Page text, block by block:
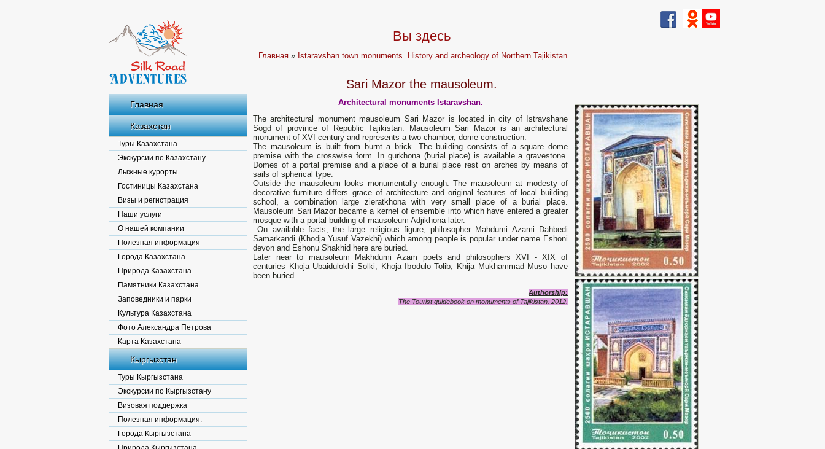
Главная
Казахстан
Туры Казахстана
Экскурсии по Казахстану
Лыжные курорты
Гостиницы Казахстана
Визы и регистрация
Наши услуги
О нашей компании
Полезная информация
Города Казахстана
Природа Казахстана
Памятники Казахстана
Заповедники и парки
Культура Казахстана
Фото Александра Петрова
Карта Казахстана
Кыргызстан
Туры Кыргызстана
Экскурсии по Кыргызстану
Визовая поддержка
Полезная информация.
Города Кыргызстана
Вы здесь
Главная » Istaravshan town monuments. History and archeology of Northern Tajikistan.
Sari Mazor the mausoleum.
Architectural monuments Istaravshan.
The architectural monument mausoleum Sari Mazor is located in city of Istravshane
Sogd of province of Republic Tajikistan. Mausoleum Sari Mazor is an architectural
monument of XVI century and represents a two-chamber, dome construction.
The mausoleum is built from burnt a brick. The building consists of a square dome
premise with the crosswise form. In gurkhona (burial place) is available a gravestone.
Domes of a portal premise and a place of a burial place rest on arches by means of
sails of spherical type.
Outside the mausoleum looks monumentally enough. The mausoleum at modesty of
decorative furniture differs grace of architecture and original features of local building
school, a combination large zieratkhona with very small place of a burial place.
Mausoleum Sari Mazor became a kernel of ensemble into which have entered a greater
mosque with a portal building of mausoleum Adjikhona later.
On available facts, the large religious figure, philosopher Mahdumi Azami Dahbedi
Samarkandi (Khodja Yusuf Vazekhi) which among people is popular under name Eshoni
devon and Eshonu Shakhid here are buried.
Later near to mausoleum Makhdumi Azam poets and philosophers ХVI - ХIХ of
centuries Khoja Ubaidulokhi Solki, Khoja Ibodulo Tolib, Khija Mukhammad Muso have
been buried..
Authorship:
The Tourist guidebook on monuments of Tajikistan. 2012.